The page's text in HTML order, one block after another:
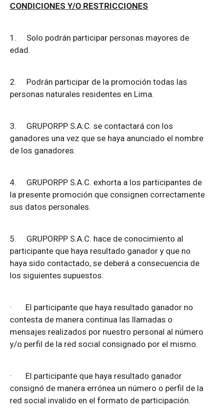
CONDICIONES Y/O RESTRICCIONES
1. Solo podrán participar personas mayores de
edad.
2. Podrán participar de la promoción todas las
personas naturales residentes en Lima.
3. GRUPORPP S.A.C. se contactará con los
ganadores una vez que se haya anunciado el nombre
de los ganadores.
4. GRUPORPP S.A.C. exhorta a los participantes de
la presente promoción que consignen correctamente
sus datos personales.
5. GRUPORPP S.A.C. hace de conocimiento al
participante que haya resultado ganador y que no
haya sido contactado, se deberá a consecuencia de
los siguientes supuestos:
· El participante que haya resultado ganador no
contesta de manera continua las llamadas o
mensajes realizados por nuestro personal al número
y/o perfil de la red social consignado por el mismo.
· El participante que haya resultado ganador
consignó de manera errónea un número o perfil de la
red social invalido en el formato de participación.